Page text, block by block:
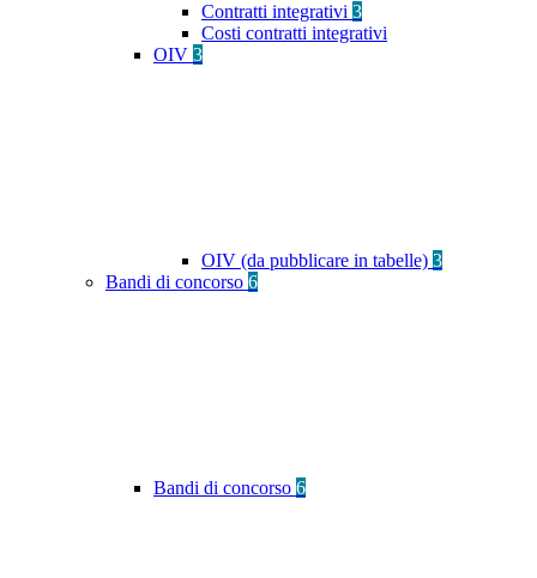
Contratti integrativi 3
Costi contratti integrativi
OIV 3
OIV (da pubblicare in tabelle) 3
Bandi di concorso 6
Bandi di concorso 6